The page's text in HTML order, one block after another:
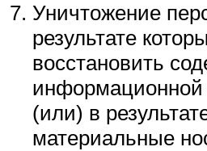
Уничтожение
результате
восстановить
информационной
(или) в
материальные